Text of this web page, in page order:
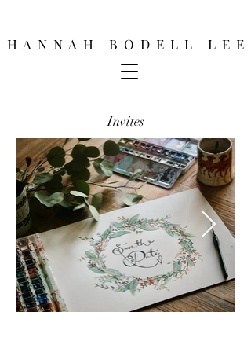
H A N N A H B O D E L L L E E
Invites